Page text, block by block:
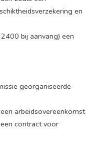
en
bij aanvang) een
georganiseerde
arbeidsovereenkomst
contract voor